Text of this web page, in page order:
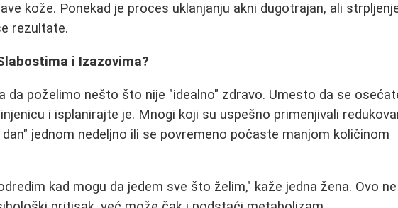
kože. Ponekad je proces uklanjanju akni dugotrajan, ali
rezultate.
i Izazovima?
da poželimo nešto što nije "idealno" zdravo. Umesto da se
i isplanirajte je. Mnogi koji su uspešno primenjivali
jednom nedeljno ili se povremeno počaste manjom količinom
kad mogu da jedem sve što želim," kaže jedna žena. Ovo ne